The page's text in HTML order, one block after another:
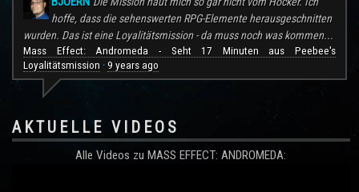
hoffe, dass die sehenswerten RPG-Elemente herausgeschnitten
wurden. Das ist eine Loyalitätsmission - da muss noch was kommen...
Mass Effect: Andromeda - Seht 17 Minuten aus Peebee's
Loyalitätsmission · 9 years ago
AKTUELLE VIDEOS
Alle Videos zu MASS EFFECT: ANDROMEDA: